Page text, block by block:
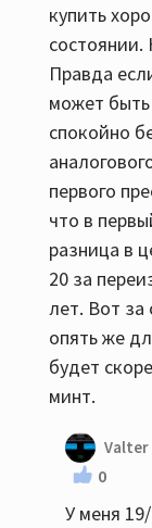
купить
Правда
может
спокойно
первого
что в
разница в
20 за
лет. Вот за
опять же
будет
минт.
Valter
0
У меня